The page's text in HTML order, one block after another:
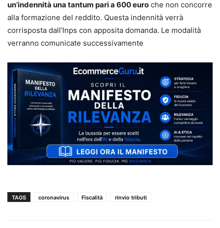
un’indennità una tantum pari a 600 euro che non concorre
alla formazione del reddito. Questa indennità verrà
corrisposta dall’Inps con apposita domanda. Le modalità
verranno comunicate successivamente
TAGS coronavirus Fiscalità rinvio tributi